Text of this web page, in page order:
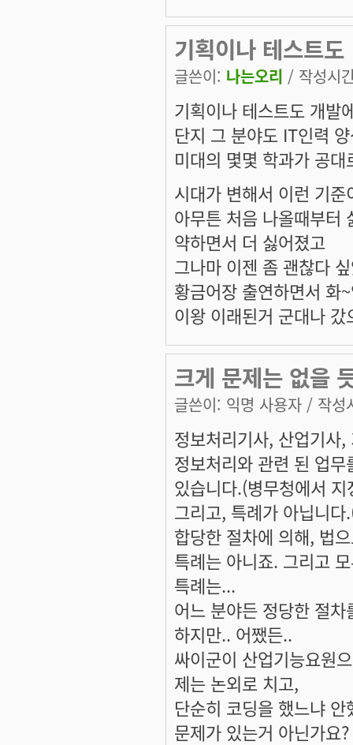
기획이나 테스트도
글쓴이: 나는오리 / 작성시
기획이나 테스트도 개발
단지 그 분야도 IT인력
미대의 몇몇 학과가 공
시대가 변해서 이런 기
아무튼 처음 나올때부터
약하면서 더 싫어졌고
그나마 이젠 좀 괜찮다
황금어장 출연하면서 화
이왕 이래된거 군대나 갔
크게 문제는 없을
글쓴이: 익명 사용자 / 작성
정보처리기사, 산업기사
정보처리와 관련 된 업
있습니다.(병무청에서
그리고, 특례가 아닙니
합당한 절차에 의해, 법
특례는 아니죠. 그리고
특례는...
어느 분야든 정당한 절
하지만.. 어쨌든..
싸이군이 산업기능요원
제는 논외로 치고,
단순히 코딩을 했느냐
문제가 있는거 아닌가요